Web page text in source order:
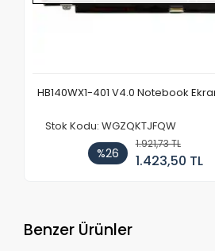
HB140WX1-401 V4.0 Notebook
Stok Kodu: WGZQKTJFQW
%26
1.921,73 TL
1.423,50 TL
Benzer Ürünler